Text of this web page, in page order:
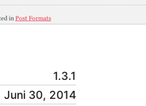
1.3.1
Juni 30, 2014